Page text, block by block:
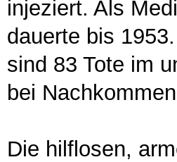
injeziert. Als
dauerte bis
sind 83 Tote im
bei
Die hilflosen,